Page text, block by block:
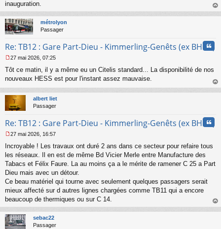
n
o
n
l
u
inauguration.
au
métrolyon
Passager
Re: TB12 : Gare Part-Dieu - Kimmerling-Genêts (ex BHNS)
e
s
a
g
e
o
l
u
27 mai 2026, 07:25
Tôt ce matin, il y a même eu un Citelis standard... La disponibilité de nos
nouveaux HESS est pour l'instant assez mauvaise.
au
albert liet
Passager
Re: TB12 : Gare Part-Dieu - Kimmerling-Genêts (ex BHNS)
e
s
s
g
e
n
o
n
l
u
27 mai 2026, 16:57
Incroyable ! Les travaux ont duré 2 ans dans ce secteur pour refaire tous
les réseaux. Il en est de même Bd Vicier Merle entre Manufacture des
Tabacs et Félix Faure. La au moins ça a le mérite de ramener C 25 a Part
Dieu mais avec un détour.
Ce beau matériel qui tourne avec seulement quelques passagers serait
mieux affecté sur d autres lignes chargées comme TB11 qui a encore
beaucoup de thermiques ou sur C 14.
au
sebac22
Passager